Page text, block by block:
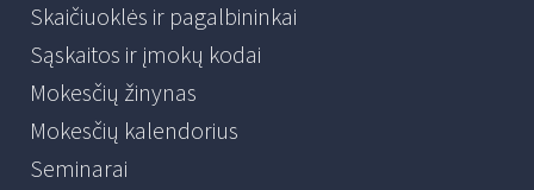
Skaičiuoklės ir pagalbininkai
Sąskaitos ir įmokų kodai
Mokesčių žinynas
Mokesčių kalendorius
Seminarai